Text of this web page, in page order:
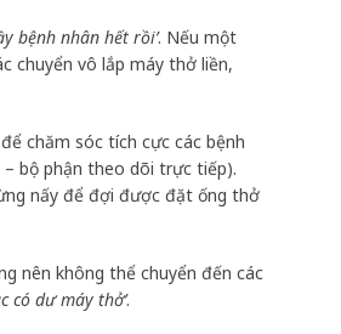
bệnh nhân hết rồi’. Nếu một
chuyển vô lắp máy thở liền,
chăm sóc tích cực các bệnh
bộ phận theo dõi trực tiếp).
nấy để đợi được đặt ống thở
nên không thể chuyển đến các
có dư máy thở’.